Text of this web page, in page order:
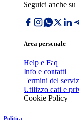
Seguici anche su
Area personale
Help e Faq
Info e contatti
Termini del
Utilizzo dati e
Cookie Policy
Politica